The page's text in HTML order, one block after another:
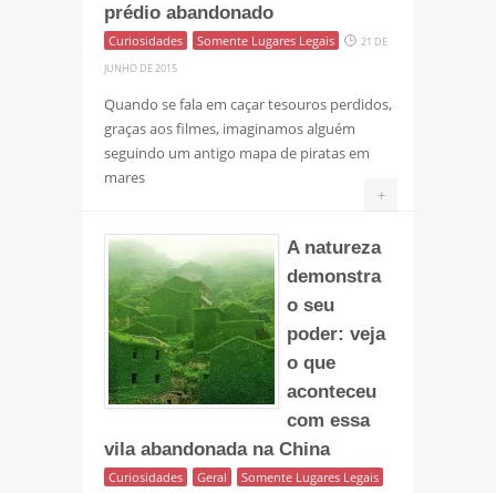
prédio abandonado
Curiosidades Somente Lugares Legais
21 DE
JUNHO DE 2015
Quando se fala em caçar tesouros perdidos,
graças aos filmes, imaginamos alguém
seguindo um antigo mapa de piratas em
mares
+
A natureza
demonstra
o seu
poder: veja
o que
aconteceu
com essa
vila abandonada na China
Curiosidades Geral Somente Lugares Legais